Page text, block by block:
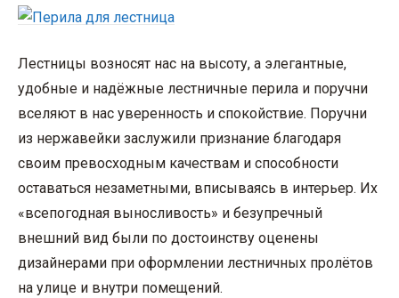
Лестницы возносят нас на высоту, а элегантные,
удобные и надёжные лестничные перила и поручни
вселяют в нас уверенность и спокойствие. Поручни
из нержавейки заслужили признание благодаря
своим превосходным качествам и способности
оставаться незаметными, вписываясь в интерьер. Их
«всепогодная выносливость» и безупречный
внешний вид были по достоинству оценены
дизайнерами при оформлении лестничных пролётов
на улице и внутри помещений.